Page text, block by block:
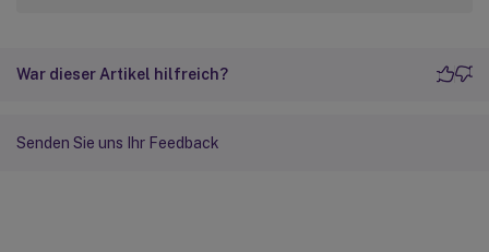
War dieser Artikel hilfreich?
Senden Sie uns Ihr Feedback